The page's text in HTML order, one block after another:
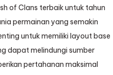
of Clans terbaik untuk tahun
permainan yang semakin
untuk memiliki layout base
dapat melindungi sumber
pertahanan maksimal